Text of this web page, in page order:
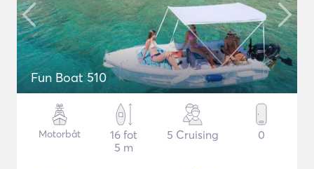
Fun Boat 510
Motorbåt
16 fot
5 m
5 Cruising 0